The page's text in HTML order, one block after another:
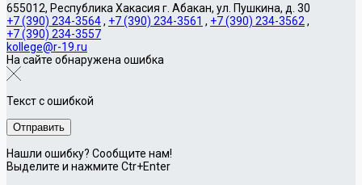
655012, Республика Хакасия г. Абакан, ул. Пушкина, д. 30
+7 (390) 234-3564, +7 (390) 234-3561 , +7 (390) 234-3562 ,
+7 (390) 234-3557
kollege@r-19.ru
На сайте обнаружена ошибка
Текст с ошибкой
Нашли ошибку? Сообщите нам!
Выделите и нажмите Ctr+Enter